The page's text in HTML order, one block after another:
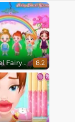
Baby Hazel Fairyland Ballet 8.2